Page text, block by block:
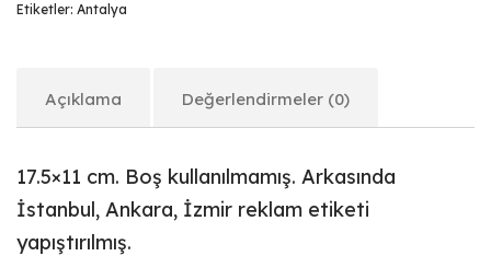
Etiketler: Antalya
Açıklama Değerlendirmeler (0)
17.5×11 cm. Boş kullanılmamış. Arkasında
İstanbul, Ankara, İzmir reklam etiketi
yapıştırılmış.